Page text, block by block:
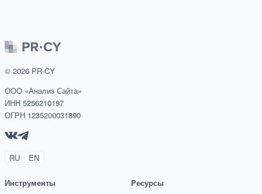
© 2026 PR-CY
ООО «Анализ Сайта»
ИНН 5256210197
ОГРН 1235200031890
RU EN
Инструменты
Ресурсы